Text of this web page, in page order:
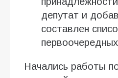
депутат и
составлен
Начались работы